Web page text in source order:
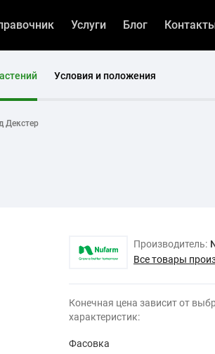
Услуги Блог
Условия и положения
Декстер
Производитель:
Все товары
Конечная цена зависит от
характеристик:
Фасовка